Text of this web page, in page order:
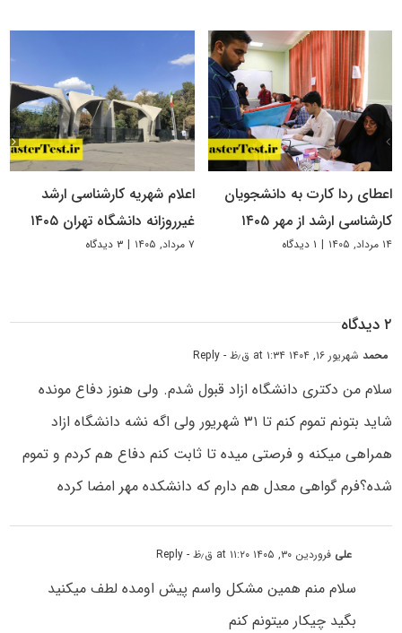
اعطای ردا کارت به دانشجویان
کارشناسی ارشد از مهر ۱۴۰۵
۱۴ مرداد, ۱۴۰۵ | ۱ دیدگاه
اعلام شهریه کارشناسی ارشد
غیرروزانه دانشگاه تهران ۱۴۰۵
۷ مرداد, ۱۴۰۵ | ۳ دیدگاه
۲ دیدگاه
محمدشهریور ۱۶, ۱۴۰۴ at ۱:۳۴ ق٫ظ - Reply
سلام من دکتری دانشگاه ازاد قبول شدم. ولی هنوز دفاع مونده
شاید بتونم تموم کنم تا ۳۱ شهریور ولی اگه نشه دانشگاه ازاد
همراهی میکنه و فرصتی میده تا ثابت کنم دفاع هم کردم و تموم
شده؟فرم گواهی معدل هم دارم که دانشکده مهر امضا کرده
علی فروردین ۳۰, ۱۴۰۵ at ۱۱:۲۰ ق٫ظ - Reply
سلام منم همین مشکل واسم پیش اومده لطف میکنید
بگید چیکار میتونم کنم